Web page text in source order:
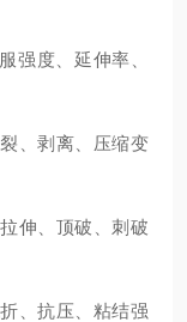
强度、延伸率、
、剥离、压缩变
伸、顶破、刺破
、抗压、粘结强